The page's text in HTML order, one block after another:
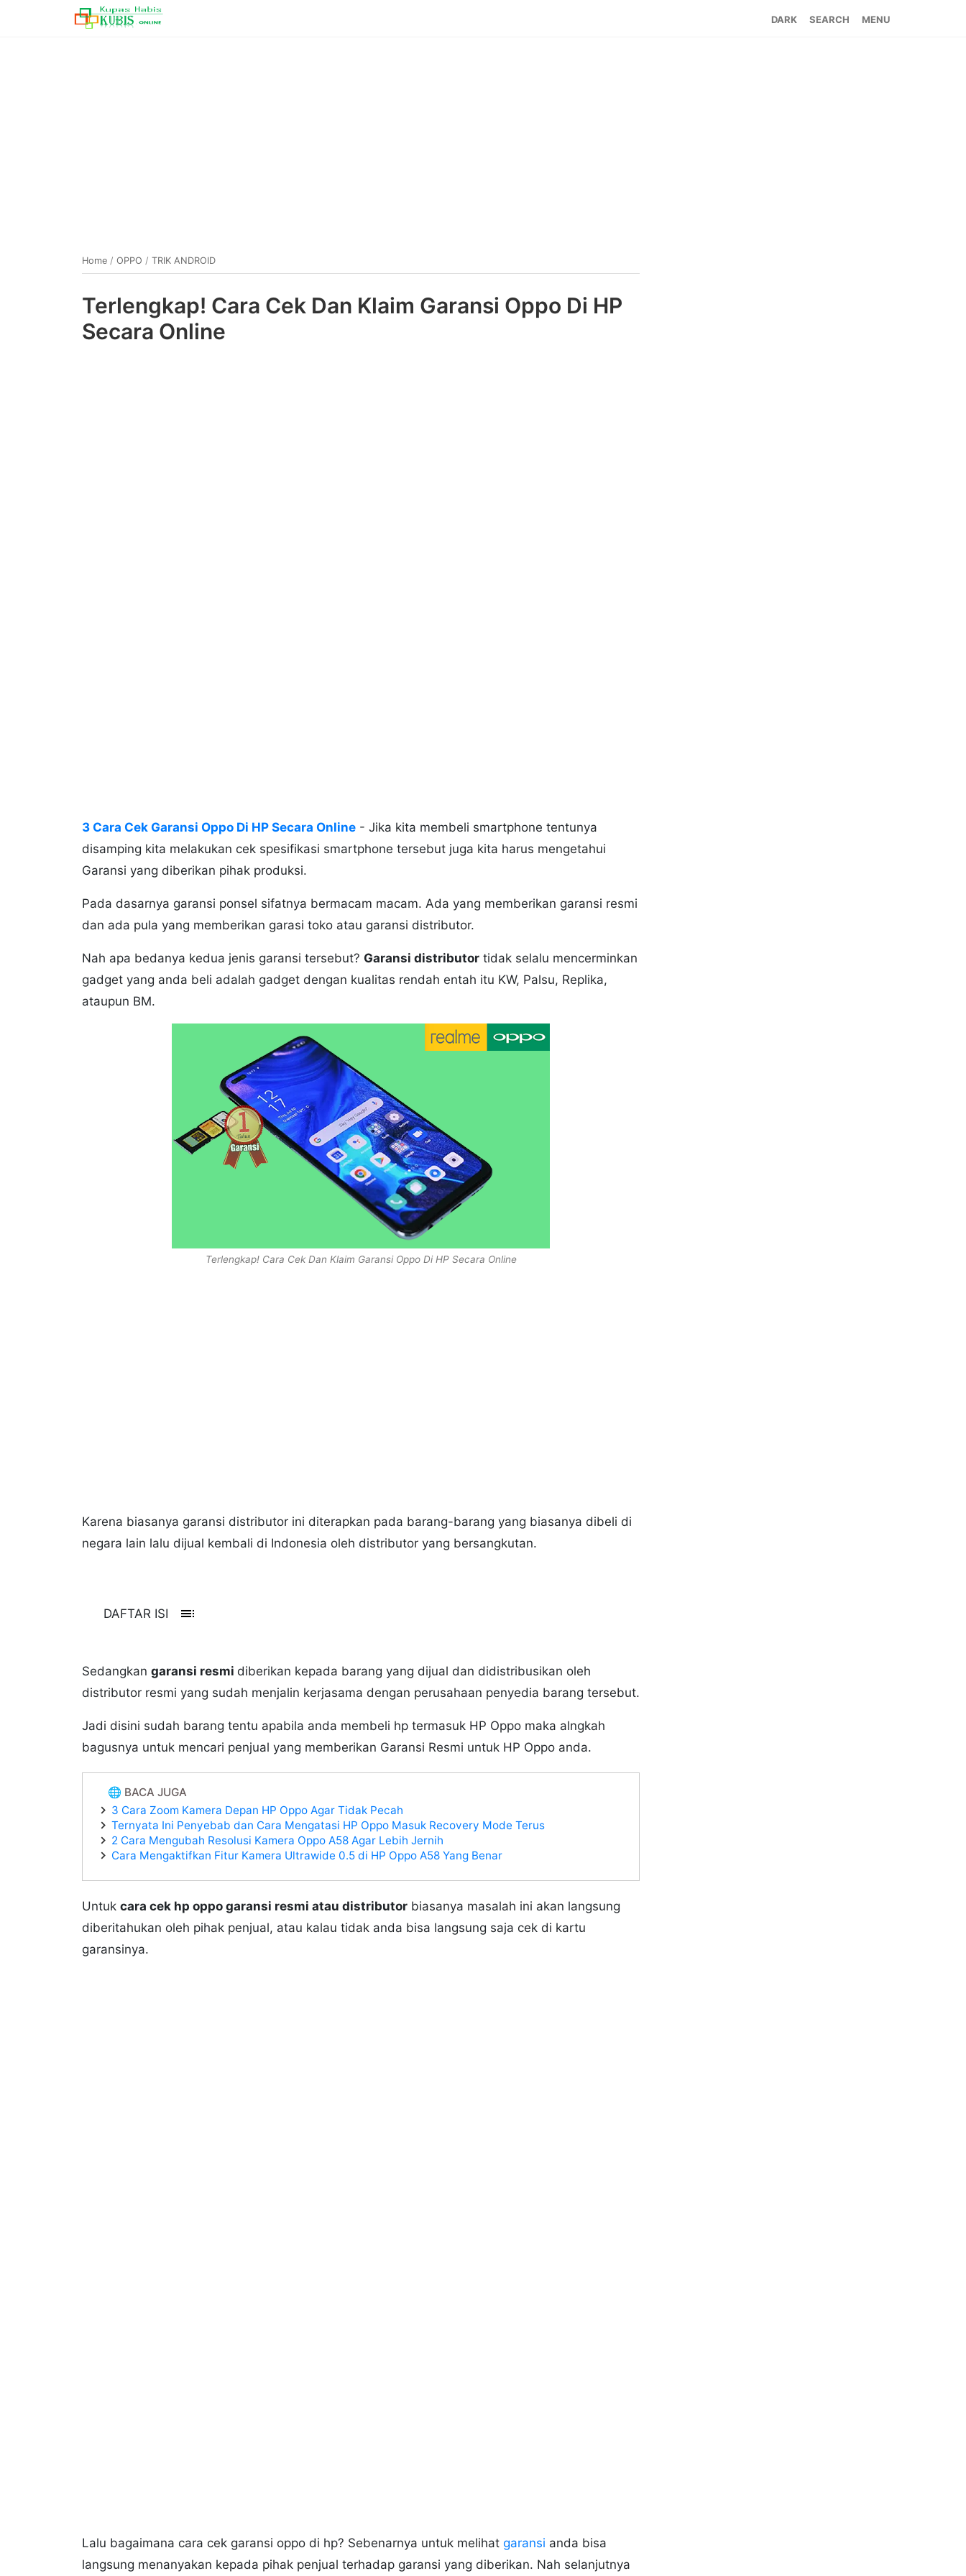
SEARCH MENU
Home / OPPO / TRIK ANDROID
Terlengkap! Cara Cek Dan Klaim Garansi Oppo Di HP
Secara Online
3 Cara Cek Garansi Oppo Di HP Secara Online - Jika kita membeli smartphone tentunya
disamping kita melakukan cek spesifikasi smartphone tersebut juga kita harus mengetahui
Garansi yang diberikan pihak produksi.
Pada dasarnya garansi ponsel sifatnya bermacam macam. Ada yang memberikan garansi resmi
dan ada pula yang memberikan garasi toko atau garansi distributor.
Nah apa bedanya kedua jenis garansi tersebut? Garansi distributor tidak selalu mencerminkan
gadget yang anda beli adalah gadget dengan kualitas rendah entah itu KW, Palsu, Replika,
ataupun BM.
Terlengkap! Cara Cek Dan Klaim Garansi Oppo Di HP Secara Online
Karena biasanya garansi distributor ini diterapkan pada barang-barang yang biasanya dibeli di
negara lain lalu dijual kembali di Indonesia oleh distributor yang bersangkutan.
DAFTAR ISI toc
Sedangkan garansi resmi diberikan kepada barang yang dijual dan didistribusikan oleh
distributor resmi yang sudah menjalin kerjasama dengan perusahaan penyedia barang tersebut.
Jadi disini sudah barang tentu apabila anda membeli hp termasuk HP Oppo maka alngkah
bagusnya untuk mencari penjual yang memberikan Garansi Resmi untuk HP Oppo anda.
🌐 BACA JUGA
3 Cara Zoom Kamera Depan HP Oppo Agar Tidak Pecah
Ternyata Ini Penyebab dan Cara Mengatasi HP Oppo Masuk Recovery Mode Terus
2 Cara Mengubah Resolusi Kamera Oppo A58 Agar Lebih Jernih
Cara Mengaktifkan Fitur Kamera Ultrawide 0.5 di HP Oppo A58 Yang Benar
Untuk cara cek hp oppo garansi resmi atau distributor biasanya masalah ini akan langsung
diberitahukan oleh pihak penjual, atau kalau tidak anda bisa langsung saja cek di kartu
garansinya.
Lalu bagaimana cara cek garansi oppo di hp? Sebenarnya untuk melihat garansi anda bisa
langsung menanyakan kepada pihak penjual terhadap garansi yang diberikan. Nah selanjutnya